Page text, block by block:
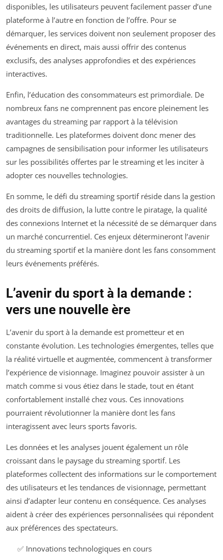
disponibles, les utilisateurs peuvent facilement passer d’une
plateforme à l’autre en fonction de l’offre. Pour se
démarquer, les services doivent non seulement proposer des
événements en direct, mais aussi offrir des contenus
exclusifs, des analyses approfondies et des expériences
interactives.
Enfin, l’éducation des consommateurs est primordiale. De
nombreux fans ne comprennent pas encore pleinement les
avantages du streaming par rapport à la télévision
traditionnelle. Les plateformes doivent donc mener des
campagnes de sensibilisation pour informer les utilisateurs
sur les possibilités offertes par le streaming et les inciter à
adopter ces nouvelles technologies.
En somme, le défi du streaming sportif réside dans la gestion
des droits de diffusion, la lutte contre le piratage, la qualité
des connexions Internet et la nécessité de se démarquer dans
un marché concurrentiel. Ces enjeux détermineront l’avenir
du streaming sportif et la manière dont les fans consomment
leurs événements préférés.
L’avenir du sport à la demande :
vers une nouvelle ère
L’avenir du sport à la demande est prometteur et en
constante évolution. Les technologies émergentes, telles que
la réalité virtuelle et augmentée, commencent à transformer
l’expérience de visionnage. Imaginez pouvoir assister à un
match comme si vous étiez dans le stade, tout en étant
confortablement installé chez vous. Ces innovations
pourraient révolutionner la manière dont les fans
interagissent avec leurs sports favoris.
Les données et les analyses jouent également un rôle
croissant dans le paysage du streaming sportif. Les
plateformes collectent des informations sur le comportement
des utilisateurs et les tendances de visionnage, permettant
ainsi d’adapter leur contenu en conséquence. Ces analyses
aident à créer des expériences personnalisées qui répondent
aux préférences des spectateurs.
✅ Innovations technologiques en cours